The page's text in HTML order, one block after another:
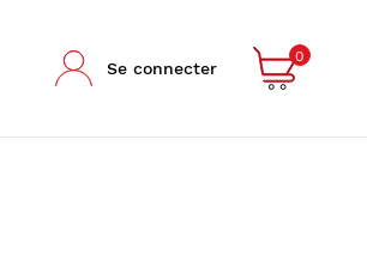
Se connecter
0